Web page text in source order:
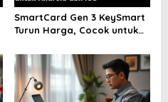
SmartCard Gen 3 KeySmart
Turun Harga, Cocok untuk